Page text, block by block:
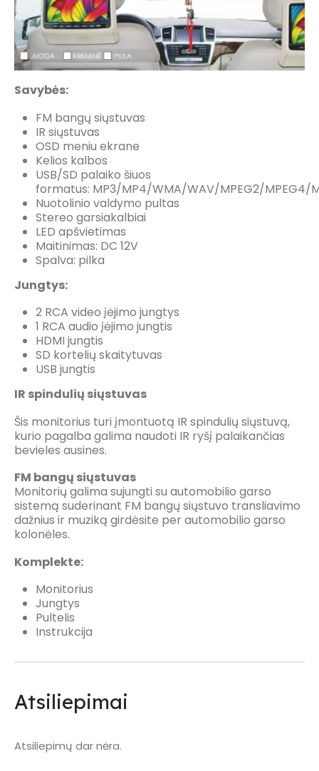
Savybės:
FM bangų siųstuvas
IR siųstuvas
OSD meniu ekrane
Kelios kalbos
USB/SD palaiko šiuos
formatus: MP3/MP4/WMA/WAV/MPEG2/MPEG4/
Nuotolinio valdymo pultas
Stereo garsiakalbiai
LED apšvietimas
Maitinimas: DC 12V
Spalva: pilka
Jungtys:
2 RCA video įėjimo jungtys
1 RCA audio įėjimo jungtis
HDMI jungtis
SD kortelių skaitytuvas
USB jungtis
IR spindulių siųstuvas
Šis monitorius turi įmontuotą IR spindulių siųstuvą,
kurio pagalba galima naudoti IR ryšį palaikančias
bevieles ausines.
FM bangų siųstuvas
Monitorių galima sujungti su automobilio garso
sistemą suderinant FM bangų siųstuvo transliavimo
dažnius ir muziką girdėsite per automobilio garso
kolonėles.
Komplekte:
Monitorius
Jungtys
Pultelis
Instrukcija
Atsiliepimai
Atsiliepimų dar nėra.